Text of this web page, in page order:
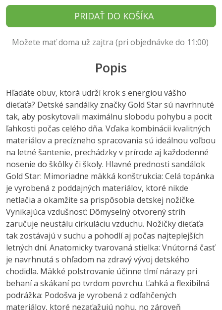
PRIDAŤ DO KOŠÍKA
Možete mať doma už zajtra (pri objednávke do 11:00)
Popis
Hľadáte obuv, ktorá udrží krok s energiou vášho
dieťaťa? Detské sandálky značky Gold Star sú navrhnuté
tak, aby poskytovali maximálnu slobodu pohybu a pocit
ľahkosti počas celého dňa. Vďaka kombinácii kvalitných
materiálov a precízneho spracovania sú ideálnou voľbou
na letné šantenie, prechádzky v prírode aj každodenné
nosenie do škôlky či školy. Hlavné prednosti sandálok
Gold Star: Mimoriadne mäkká konštrukcia: Celá topánka
je vyrobená z poddajných materiálov, ktoré nikde
netlačia a okamžite sa prispôsobia detskej nožičke.
Vynikajúca vzdušnosť: Dômyselný otvorený strih
zaručuje neustálu cirkuláciu vzduchu. Nožičky dieťaťa
tak zostávajú v suchu a pohodlí aj počas najteplejších
letných dní. Anatomicky tvarovaná stielka: Vnútorná časť
je navrhnutá s ohľadom na zdravý vývoj detského
chodidla. Mäkké polstrovanie účinne tlmí nárazy pri
behaní a skákaní po tvrdom povrchu. Ľahká a flexibilná
podrážka: Podošva je vyrobená z odľahčených
materiálov, ktoré nezaťažujú nohu, no zároveň